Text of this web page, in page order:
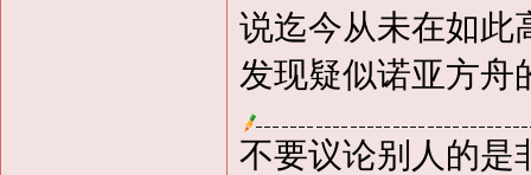
说迄今从未在如此
发现疑似诺亚方舟
不要议论别人的是